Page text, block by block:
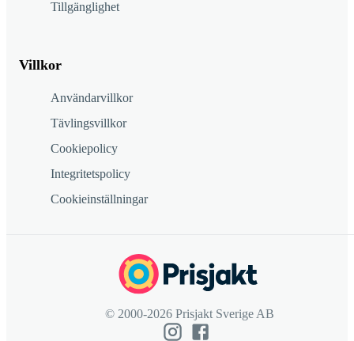
Tillgänglighet
Villkor
Användarvillkor
Tävlingsvillkor
Cookiepolicy
Integritetspolicy
Cookieinställningar
© 2000-2026 Prisjakt Sverige AB